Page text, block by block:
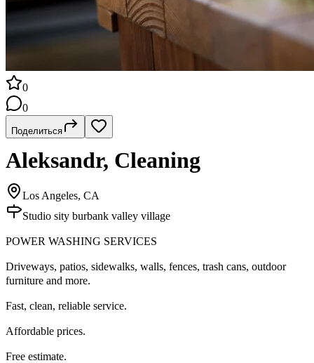
0
0
Поделиться
Aleksandr, Cleaning
Los Angeles, CA
Studio sity burbank valley village
POWER WASHING SERVICES
Driveways, patios, sidewalks, walls, fences, trash cans, outdoor
furniture and more.
Fast, clean, reliable service.
Affordable prices.
Free estimate.